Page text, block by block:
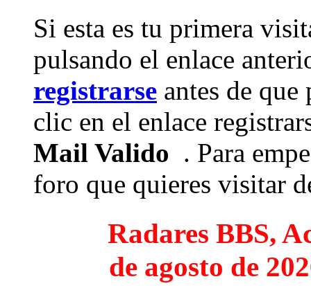
Si esta es tu primera
pulsando el enlace
registrarse antes de que
clic en el enlace
Mail Valido . Para
foro que quieres visitar
Radares BBS,
de agosto de